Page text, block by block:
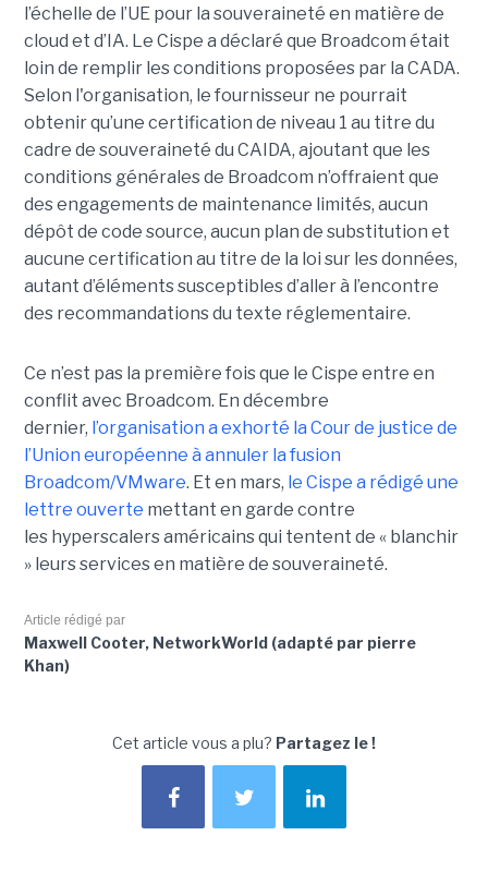
l’échelle de l’UE pour la souveraineté en matière de
cloud et d’IA. Le Cispe a déclaré que Broadcom était
loin de remplir les conditions proposées par la CADA.
Selon l'organisation, le fournisseur ne pourrait
obtenir qu’une certification de niveau 1 au titre du
cadre de souveraineté du CAIDA, ajoutant que les
conditions générales de Broadcom n’offraient que
des engagements de maintenance limités, aucun
dépôt de code source, aucun plan de substitution et
aucune certification au titre de la loi sur les données,
autant d’éléments susceptibles d’aller à l’encontre
des recommandations du texte réglementaire.
Ce n’est pas la première fois que le Cispe entre en
conflit avec Broadcom. En décembre
dernier, l’organisation a exhorté la Cour de justice de
l’Union européenne à annuler la fusion
Broadcom/VMware. Et en mars, le Cispe a rédigé une
lettre ouverte mettant en garde contre
les hyperscalers américains qui tentent de « blanchir
» leurs services en matière de souveraineté.
Article rédigé par
Maxwell Cooter, NetworkWorld (adapté par pierre
Khan)
Cet article vous a plu? Partagez le !